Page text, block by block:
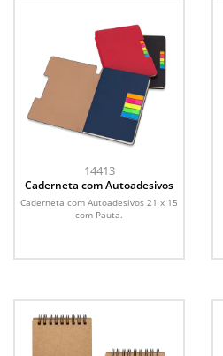
14413
Caderneta com Autoadesivos
Caderneta com Autoadesivos 21 x 15
com Pauta.